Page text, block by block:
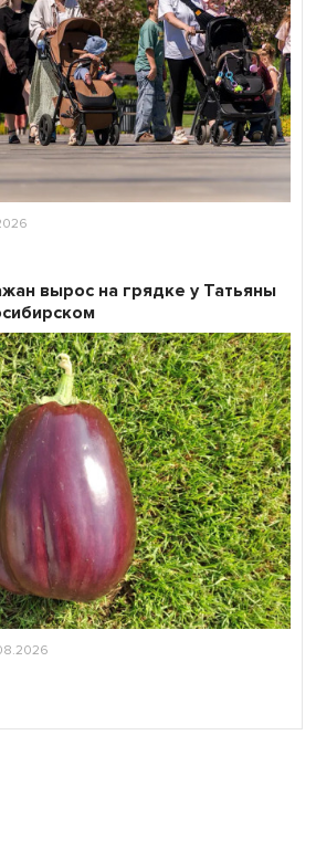
вырос на грядке у Татьяны